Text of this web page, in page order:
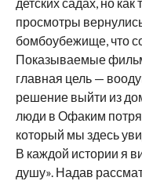
детских садах, но
просмотры
бомбоубежище, что
Показываемые
главная цель —
решение выйти из
люди в Офаким
который мы здесь
В каждой истории я
душу». Надав